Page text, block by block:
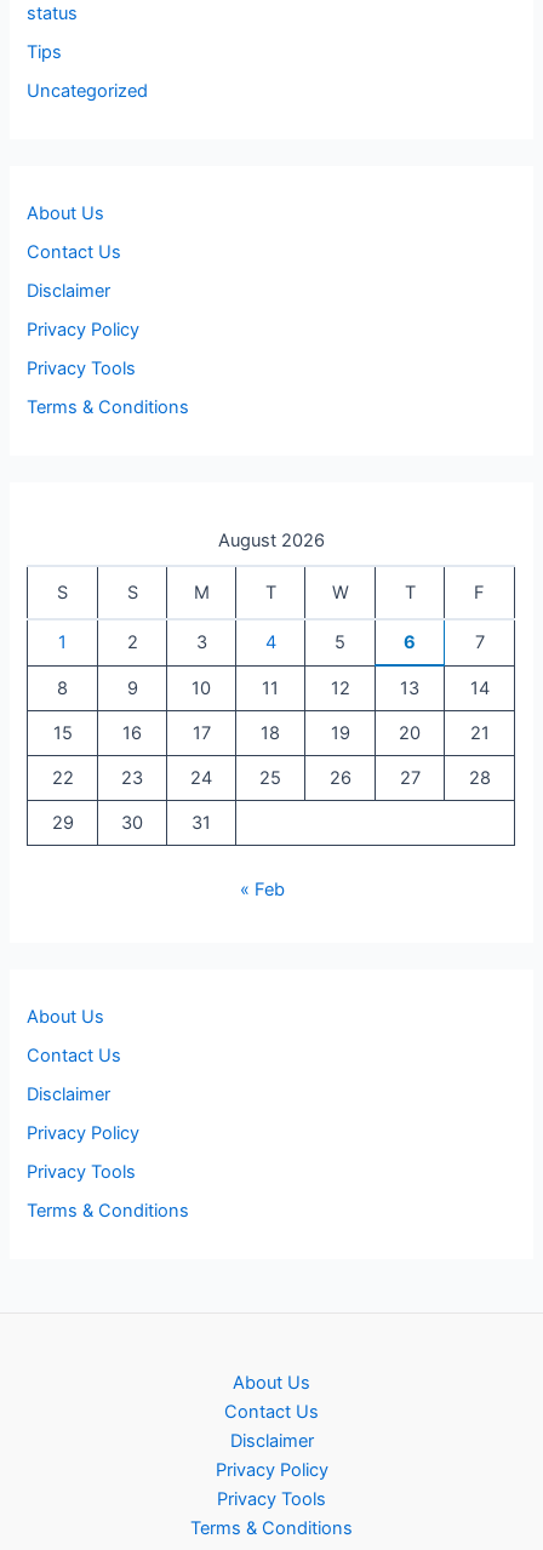
status
Tips
Uncategorized
About Us
Contact Us
Disclaimer
Privacy Policy
Privacy Tools
Terms & Conditions
August 2026
S S M T W T F
1 2 3 4 5 6 7
8 9 10 11 12 13 14
15 16 17 18 19 20 21
22 23 24 25 26 27 28
29 30 31
« Feb
About Us
Contact Us
Disclaimer
Privacy Policy
Privacy Tools
Terms & Conditions
About Us
Contact Us
Disclaimer
Privacy Policy
Privacy Tools
Terms & Conditions